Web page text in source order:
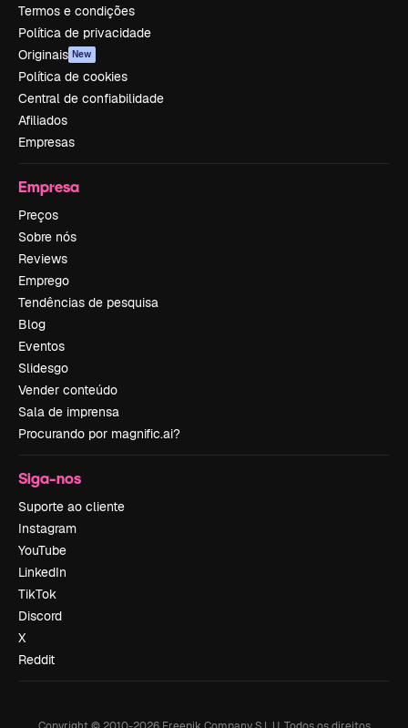
Termos e condições
Política de privacidade
Originais New
Política de cookies
Central de confiabilidade
Afiliados
Empresas
Empresa
Preços
Sobre nós
Reviews
Emprego
Tendências de pesquisa
Blog
Eventos
Slidesgo
Vender conteúdo
Sala de imprensa
Procurando por magnific.ai?
Siga-nos
Suporte ao cliente
Instagram
YouTube
LinkedIn
TikTok
Discord
X
Reddit